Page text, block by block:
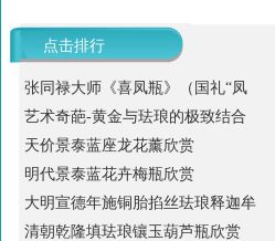
点击排行
张同禄大师《喜凤瓶》（国礼“凤
艺术奇葩-黄金与珐琅的极致结合
天价景泰蓝座龙花薰欣赏
明代景泰蓝花卉梅瓶欣赏
大明宣德年施铜胎掐丝珐琅释迦牟
清朝乾隆填珐琅镶玉葫芦瓶欣赏